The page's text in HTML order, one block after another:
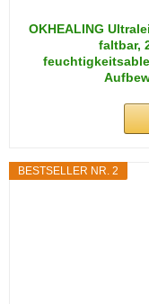
OKHEALING
faltbar,
BESTSELLER NR. 2